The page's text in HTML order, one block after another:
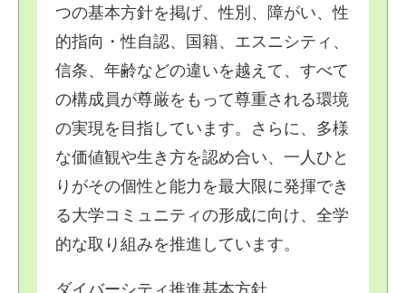
つの基本方針を掲げ、性別、障がい、性
的指向・性自認、国籍、エスニシティ、
信条、年齢などの違いを越えて、すべて
の構成員が尊厳をもって尊重される環境
の実現を目指しています。さらに、多様
な価値観や生き方を認め合い、一人ひと
りがその個性と能力を最大限に発揮でき
る大学コミュニティの形成に向け、全学
的な取り組みを推進しています。